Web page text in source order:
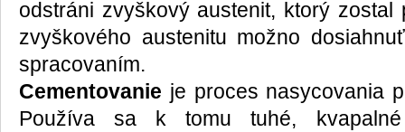
odstráni zvyškový austenit, ktorý
zvyškového austenitu možno
spracovaním.
Cementovanie je proces nasycovania
Používa sa k tomu tuhé,